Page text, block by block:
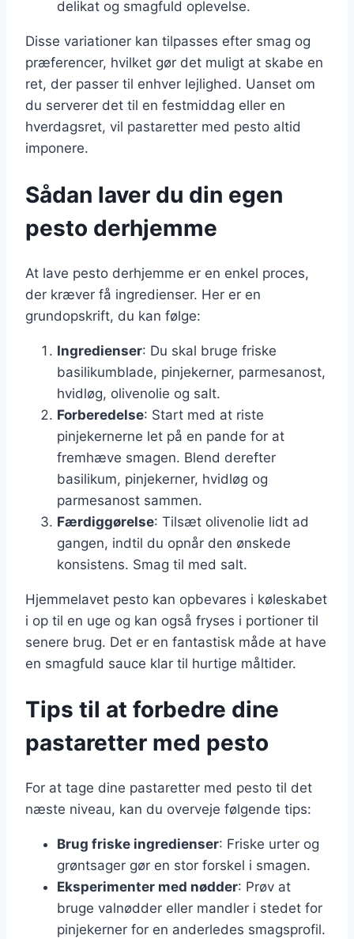
delikat og smagfuld oplevelse.
Disse variationer kan tilpasses efter smag og
præferencer, hvilket gør det muligt at skabe en
ret, der passer til enhver lejlighed. Uanset om
du serverer det til en festmiddag eller en
hverdagsret, vil pastaretter med pesto altid
imponere.
Sådan laver du din egen
pesto derhjemme
At lave pesto derhjemme er en enkel proces,
der kræver få ingredienser. Her er en
grundopskrift, du kan følge:
Ingredienser: Du skal bruge friske
basilikumblade, pinjekerner, parmesanost,
hvidløg, olivenolie og salt.
Forberedelse: Start med at riste
pinjekernerne let på en pande for at
fremhæve smagen. Blend derefter
basilikum, pinjekerner, hvidløg og
parmesanost sammen.
Færdiggørelse: Tilsæt olivenolie lidt ad
gangen, indtil du opnår den ønskede
konsistens. Smag til med salt.
Hjemmelavet pesto kan opbevares i køleskabet
i op til en uge og kan også fryses i portioner til
senere brug. Det er en fantastisk måde at have
en smagfuld sauce klar til hurtige måltider.
Tips til at forbedre dine
pastaretter med pesto
For at tage dine pastaretter med pesto til det
næste niveau, kan du overveje følgende tips:
Brug friske ingredienser: Friske urter og
grøntsager gør en stor forskel i smagen.
Eksperimenter med nødder: Prøv at
bruge valnødder eller mandler i stedet for
pinjekerner for en anderledes smagsprofil.